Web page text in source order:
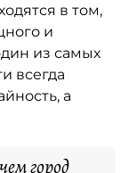
в том,
и
из самых
всегда
а
город